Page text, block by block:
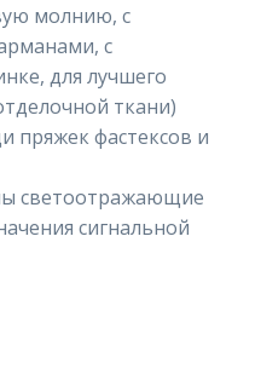
молнию, с
с
для лучшего
ткани)
пряжек фастексов и
светоотражающие
сигнальной